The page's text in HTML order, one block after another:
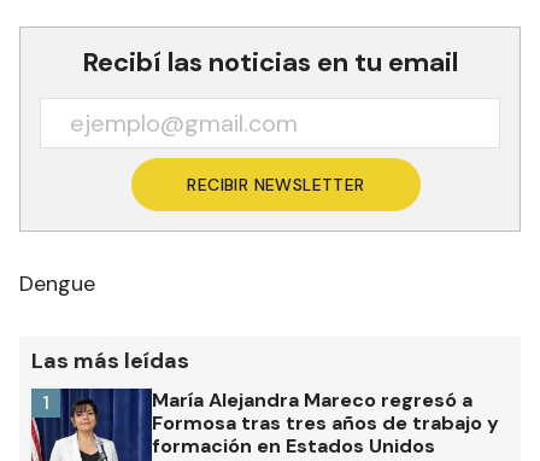
graves.
Recibí las noticias en tu email
Dengue
Las más leídas